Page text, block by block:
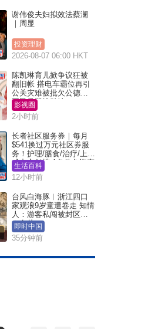
谢伟俊夫妇拟效法蔡澜
｜周显
投资理财
2026-08-07 06:00 HKT
陈凯琳育儿掀争议狂被
翻旧帐 搭电车霸位再引
公关灾难被批欠公德心
网民质疑扮贴地？
影视圈
2小时前
长者社区服务券｜每月
$541换过万元社区券服
务！护理/膳食/治疗/上门
或中心任拣 1条件免资产
审查（附申请资格及教
学）
生活百科
12小时前
台风白海豚︱浙江四口
家观浪9岁童遭卷走 知情
人：游客私闯被封区域
︱有片
即时中国
35分钟前